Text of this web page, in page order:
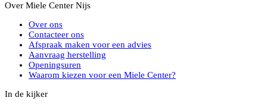
Over Miele Center Nijs
Over ons
Contacteer ons
Afspraak maken voor een advies
Aanvraag herstelling
Openingsuren
Waarom kiezen voor een Miele Center?
In de kijker